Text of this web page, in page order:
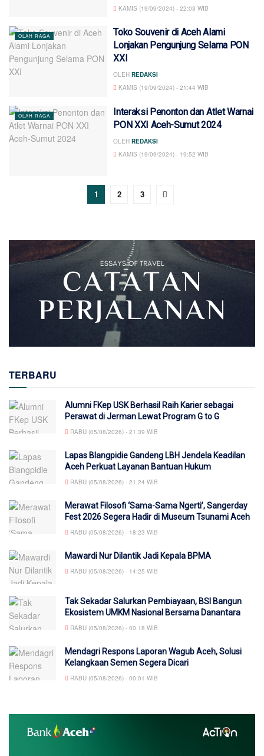
KAMIS (19/09/2024) - 22:03 WIB
OLAH RAGA
Toko Souvenir di Aceh Alami
Lonjakan Pengunjung Selama PON
XXI
OLEH REDAKSI
KAMIS (19/09/2024) - 21:44 WIB
OLAH RAGA
Interaksi Penonton dan Atlet Warnai
PON XXI Aceh-Sumut 2024
OLEH REDAKSI
KAMIS (19/09/2024) - 19:52 WIB
1 2 3
TERBARU
Alumni FKep USK Berhasil Raih Karier sebagai
Perawat di Jerman Lewat Program G to G
RABU (05/08/2026) - 21:39 WIB
Lapas Blangpidie Gandeng LBH Jendela Keadilan
Aceh Perkuat Layanan Bantuan Hukum
RABU (05/08/2026) - 21:24 WIB
Merawat Filosofi ‘Sama-Sama Ngerti’, Sangerday
Fest 2026 Segera Hadir di Museum Tsunami Aceh
RABU (05/08/2026) - 18:23 WIB
Mawardi Nur Dilantik Jadi Kepala BPMA
RABU (05/08/2026) - 14:25 WIB
Tak Sekadar Salurkan Pembiayaan, BSI Bangun
Ekosistem UMKM Nasional Bersama Danantara
RABU (05/08/2026) - 00:18 WIB
Mendagri Respons Laporan Wagub Aceh, Solusi
Kelangkaan Semen Segera Dicari
RABU (05/08/2026) - 00:01 WIB